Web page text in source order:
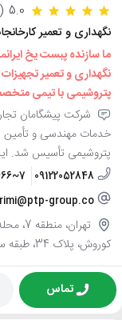
5.0 (1 نظر)
نگهداری و تعمیر
ما سازنده پبست یخ
نگهداری و تعمیر
پتروشیمی با تیمی
خدمات مهندسی و تأمین
پتروشیمی تأسیس شد.
09122052848
group.co
کوروش، پلاک 34، طبقه سوم
تماس